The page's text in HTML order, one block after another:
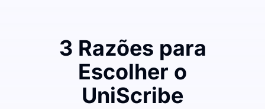
3 Razões para
Escolher o
UniScribe